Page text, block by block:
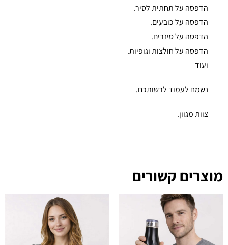
הדפסה על תחתית לסיר.
הדפסה על כובעים.
הדפסה על סינרים.
הדפסה על חולצות וגופיות.
ועוד
נשמח לעמוד לרשותכם.
צוות מגוון.
מוצרים קשורים